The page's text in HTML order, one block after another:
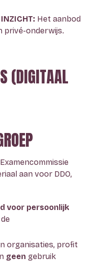
Het aanbod
privé-onderwijs.
(DIGITAAL
aan voor DDO,
voor persoonlijk
organisaties, profit
geen gebruik